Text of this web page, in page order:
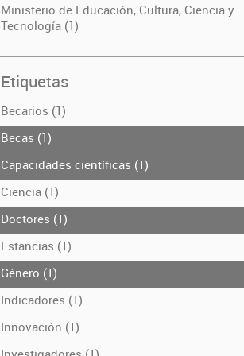
Ministerio de Educación, Cultura, Ciencia y
Tecnología (1)
Etiquetas
Becarios (1)
Becas (1)
Capacidades científicas (1)
Ciencia (1)
Doctores (1)
Estancias (1)
Género (1)
Indicadores (1)
Innovación (1)